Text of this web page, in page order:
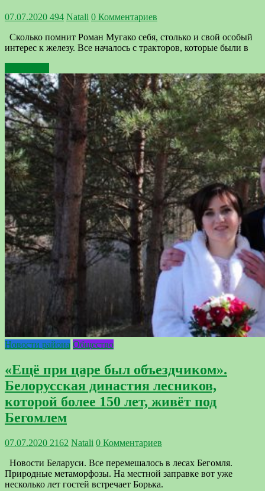
07.07.2020 494 Natali 0 Комментариев
Сколько помнит Роман Мугако себя, столько и свой особый
интерес к железу. Все началось с тракторов, которые были в
Новости района Общество
«Ещё при царе был объездчиком».
Белорусская династия лесников,
которой более 150 лет, живёт под
Бегомлем
07.07.2020 2162 Natali 0 Комментариев
Новости Беларуси. Все перемешалось в лесах Бегомля.
Природные метаморфозы. На местной заправке вот уже
несколько лет гостей встречает Борька.